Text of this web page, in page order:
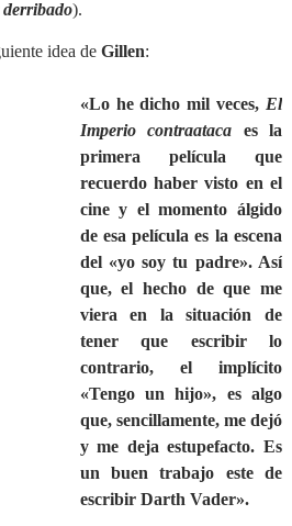
derribado).
idea de Gillen:
«Lo he dicho mil veces, El
Imperio contraataca es la
primera película que
recuerdo haber visto en el
cine y el momento álgido
de esa película es la escena
del «yo soy tu padre». Así
que, el hecho de que me
viera en la situación de
tener que escribir lo
contrario, el implícito
«Tengo un hijo», es algo
que, sencillamente, me dejó
y me deja estupefacto. Es
un buen trabajo este de
escribir Darth Vader».